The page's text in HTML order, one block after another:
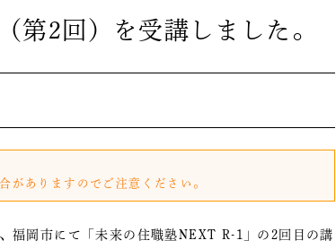
第2回）を受講しました。
がありますのでご注意ください。
福岡市にて「未来の住職塾NEXT R-1」の2回目の講